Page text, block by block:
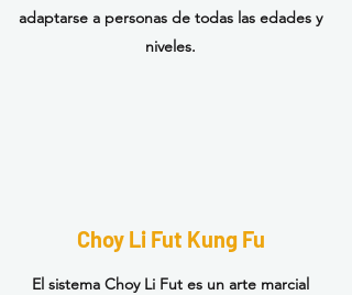
adaptarse a personas de todas las edades y
niveles.
Choy Li Fut Kung Fu
El sistema Choy Li Fut es un arte marcial